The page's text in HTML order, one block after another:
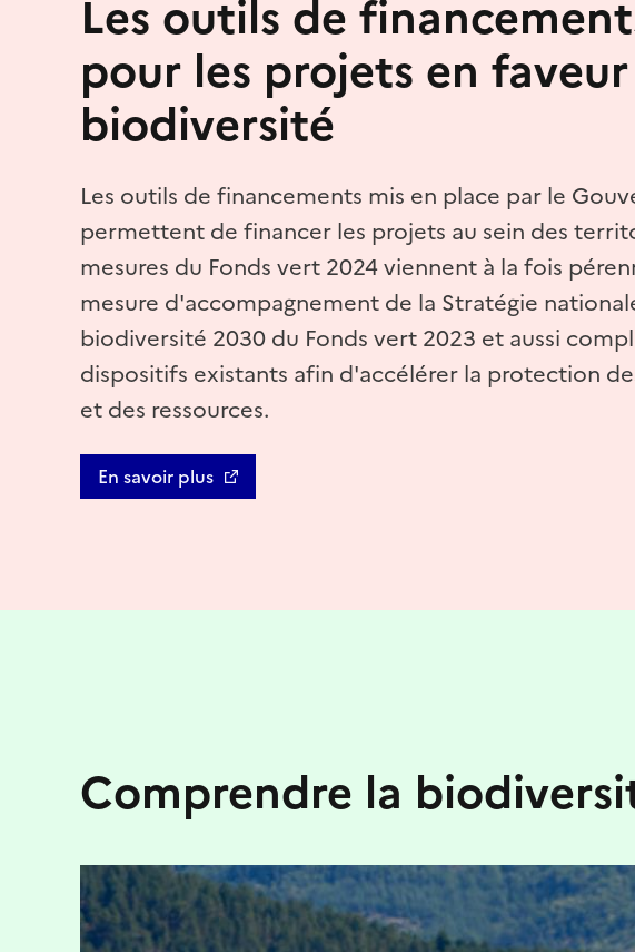
Les outils de
pour les projets en
biodiversité
Les outils de financements mis en place par le
permettent de financer les projets au sein des
mesures du Fonds vert 2024 viennent à la fois
mesure d'accompagnement de la Stratégie
biodiversité 2030 du Fonds vert 2023 et aussi
dispositifs existants afin d'accélérer la protection
et des ressources.
En savoir plus
Comprendre la